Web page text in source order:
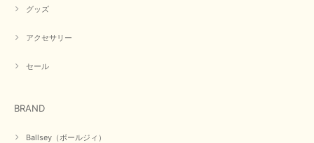
グッズ
アクセサリー
セール
BRAND
Ballsey（ボールジィ）